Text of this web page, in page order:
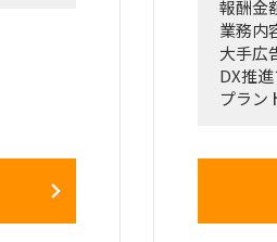
報酬金
業務内
大手広
DX推進
プラン
バーと
生産